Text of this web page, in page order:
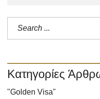
Κατηγορίες
"Golden Visa"